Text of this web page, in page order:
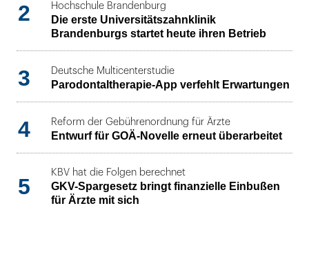
2
Hochschule Brandenburg
Die erste Universitätszahnklinik
Brandenburgs startet heute ihren Betrieb
3 Deutsche Multicenterstudie
Parodontaltherapie-App verfehlt Erwartungen
4 Reform der Gebührenordnung für Ärzte
Entwurf für GOÄ-Novelle erneut überarbeitet
5
KBV hat die Folgen berechnet
GKV-Spargesetz bringt finanzielle Einbußen
für Ärzte mit sich